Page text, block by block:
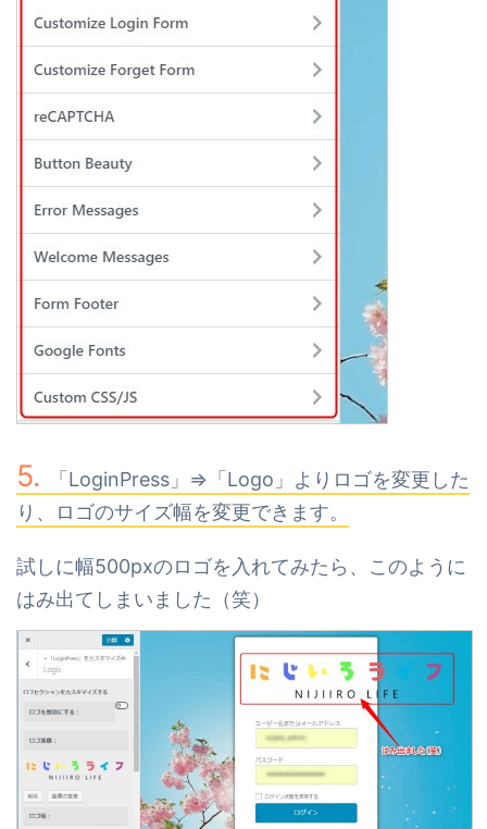
「LoginPress」⇒「Logo」よりロゴを変更した
り、ロゴのサイズ幅を変更できます。
試しに幅500pxのロゴを入れてみたら、このように
はみ出てしまいました（笑）